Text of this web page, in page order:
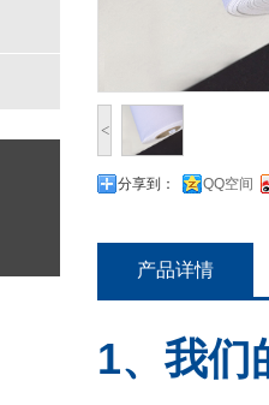
<
分享到： QQ空间
产品详情
1、我们